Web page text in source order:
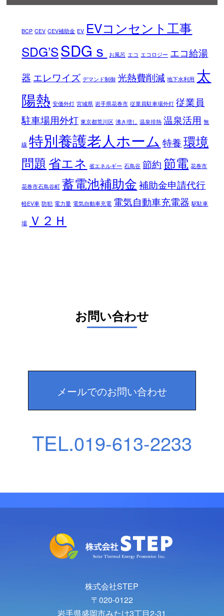
BCP CEV CEV補助金 EV EVコンセント工事
SDG’SSDGｓ お風呂 エコ エコロジー エコ給湯
器 エレワイズ デマンド制御 光熱費削減 地下水利用 太
陽熱 安価外灯 宮城県 岩手県花巻市 従業員駐車場外灯 従業員
駐車場用外灯 東京都荒川区 沸き増し 温泉排熱 温泉活用 無
線 特別養護老人ホーム 特養 環境
問題 省エネ 省エネルギー 石鳥谷 節約 節電 花巻市
花巻市石鳥谷町 蓄電池補助金 補助金申請代行
軽EV車 防犯 電力量 電気自動車充電 電気自動車充電器 駅駐車
場 Ｖ２Ｈ
お問い合わせ
メールでのお問い合わせ
TEL.019-613-2233
株式会社STEP
〒020-0122
岩手県盛岡市みたけ3丁目2-31